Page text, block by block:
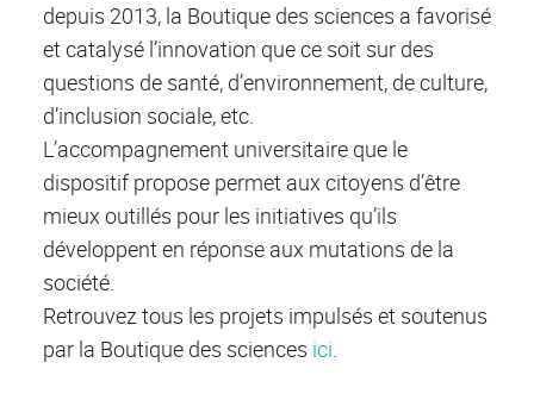
depuis 2013, la Boutique des sciences a favorisé
et catalysé l’innovation que ce soit sur des
questions de santé, d’environnement, de culture,
d’inclusion sociale, etc.
L’accompagnement universitaire que le
dispositif propose permet aux citoyens d’être
mieux outillés pour les initiatives qu’ils
développent en réponse aux mutations de la
société.
Retrouvez tous les projets impulsés et soutenus
par la Boutique des sciences ici.